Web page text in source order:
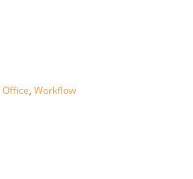
Office, Workflow